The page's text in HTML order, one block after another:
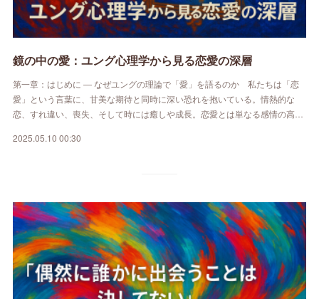
鏡の中の愛：ユング心理学から見る恋愛の深層
第一章：はじめに ― なぜユングの理論で「愛」を語るのか 私たちは「恋
愛」という言葉に、甘美な期待と同時に深い恐れを抱いている。情熱的な
恋、すれ違い、喪失、そして時には癒しや成長。恋愛とは単なる感情の高…
2025.05.10 00:30